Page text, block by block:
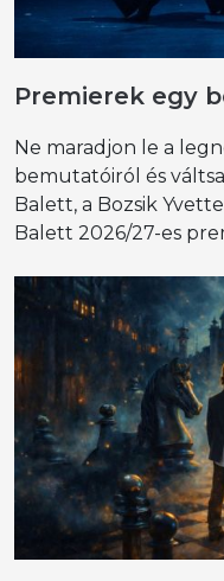
Premierek egy
Ne maradjon le a
bemutatóiról és
Balett, a Bozsik
Balett 2026/27-es